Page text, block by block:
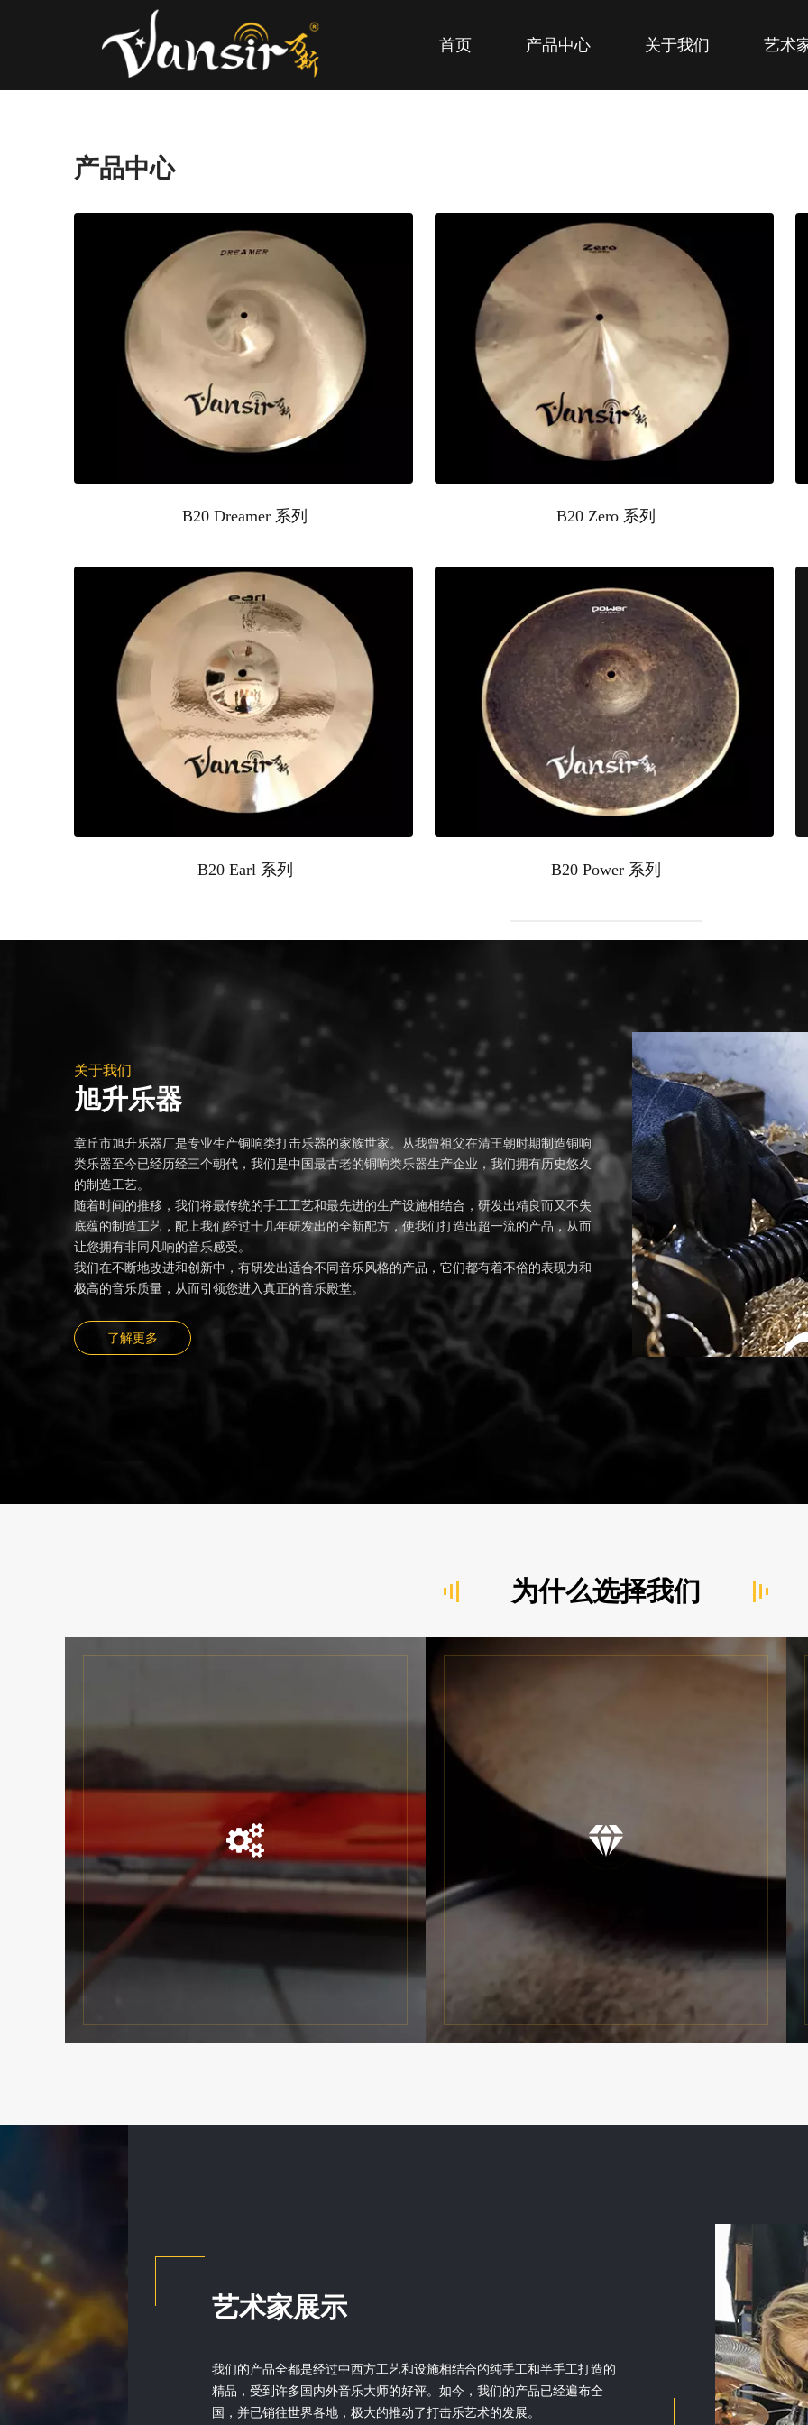
首页 产品中心 关于我们 艺术
产品中心
B20 Dreamer 系列 B20 Zero 系列
B20 Earl 系列 B20 Power 系列
06
关于我们
旭升乐器
章丘市旭升乐器厂是专业生产铜响类打击乐器的家族世家。从我曾祖父在清王朝时期制造铜响
类乐器至今已经历经三个朝代，我们是中国最古老的铜响类乐器生产企业，我们拥有历史悠久
的制造工艺。
随着时间的推移，我们将最传统的手工工艺和最先进的生产设施相结合，研发出精良而又不失
底蕴的制造工艺，配上我们经过十几年研发出的全新配方，使我们打造出超一流的产品，从而
让您拥有非同凡响的音乐感受。
我们在不断地改进和创新中，有研发出适合不同音乐风格的产品，它们都有着不俗的表现力和
极高的音乐质量，从而引领您进入真正的音乐殿堂。
了解更多
为什么选择我们
艺术家展示
我们的产品全都是经过中西方工艺和设施相结合的纯手工和半手工打造的
精品，受到许多国内外音乐大师的好评。如今，我们的产品已经遍布全
国，并已销往世界各地，极大的推动了打击乐艺术的发展。